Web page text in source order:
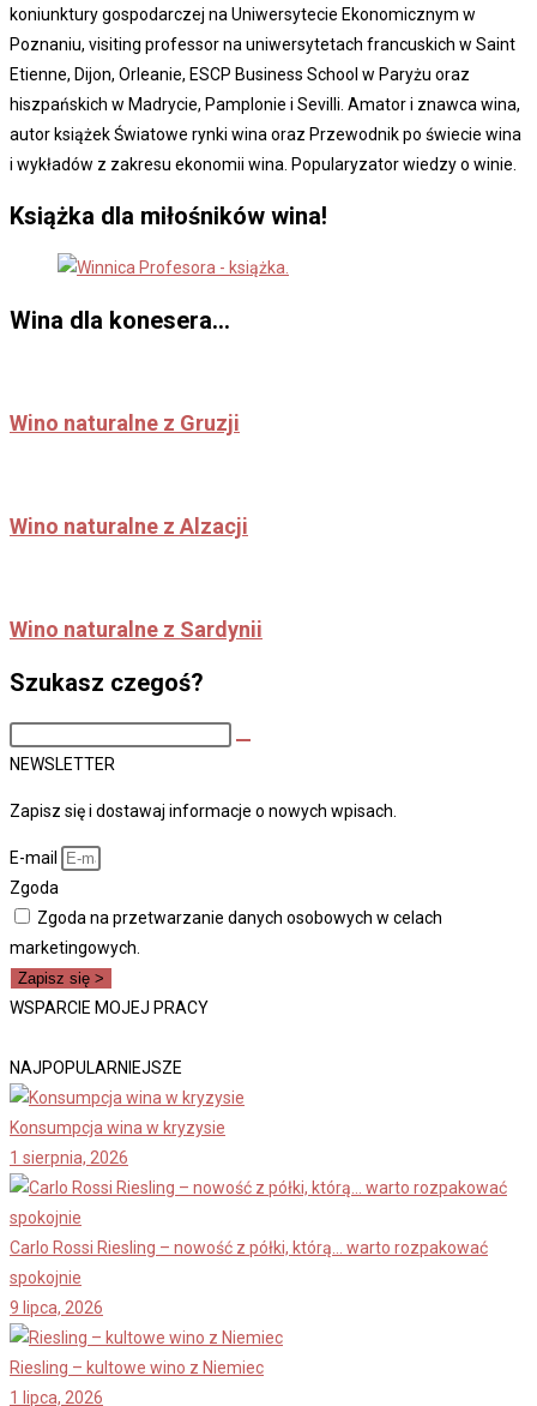
koniunktury gospodarczej na Uniwersytecie Ekonomicznym w
Poznaniu, visiting professor na uniwersytetach francuskich w Saint
Etienne, Dijon, Orleanie, ESCP Business School w Paryżu oraz
hiszpańskich w Madrycie, Pamplonie i Sevilli. Amator i znawca wina,
autor książek Światowe rynki wina oraz Przewodnik po świecie wina
i wykładów z zakresu ekonomii wina. Popularyzator wiedzy o winie.
Książka dla miłośników wina!
Wina dla konesera...
Wino naturalne z Gruzji
Wino naturalne z Alzacji
Wino naturalne z Sardynii
Szukasz czegoś?
this
NEWSLETTER
Zapisz się i dostawaj informacje o nowych wpisach.
E-mail
Zgoda
Zgoda na przetwarzanie danych osobowych w celach
marketingowych.
Zapisz się >
WSPARCIE MOJEJ PRACY
NAJPOPULARNIEJSZE
Konsumpcja wina w kryzysie
1 sierpnia, 2026
Carlo Rossi Riesling – nowość z półki, którą… warto rozpakować
spokojnie
9 lipca, 2026
Riesling – kultowe wino z Niemiec
1 lipca, 2026